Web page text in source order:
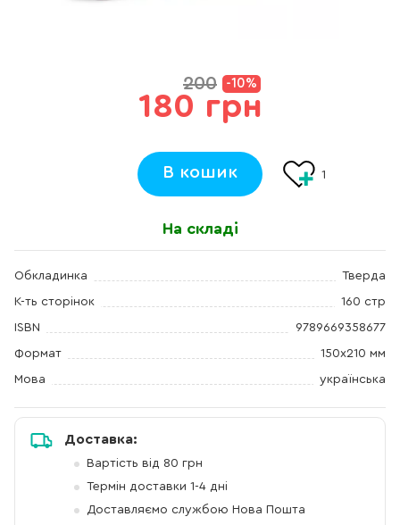
200 -10%
180 грн
В кошик 1
На складі
Обкладинка Тверда
К-ть сторінок 160 стр
ISBN 9789669358677
Формат 150х210 мм
Мова українська
Доставка:
Вартість від 80 грн
Термін доставки 1-4 дні
Доставляємо службою Нова Пошта